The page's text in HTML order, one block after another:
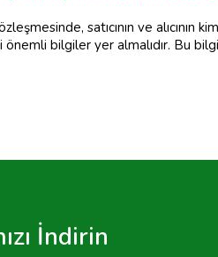
satıcının ve
önemli bilgiler yer almalıdır. Bu
İndirin